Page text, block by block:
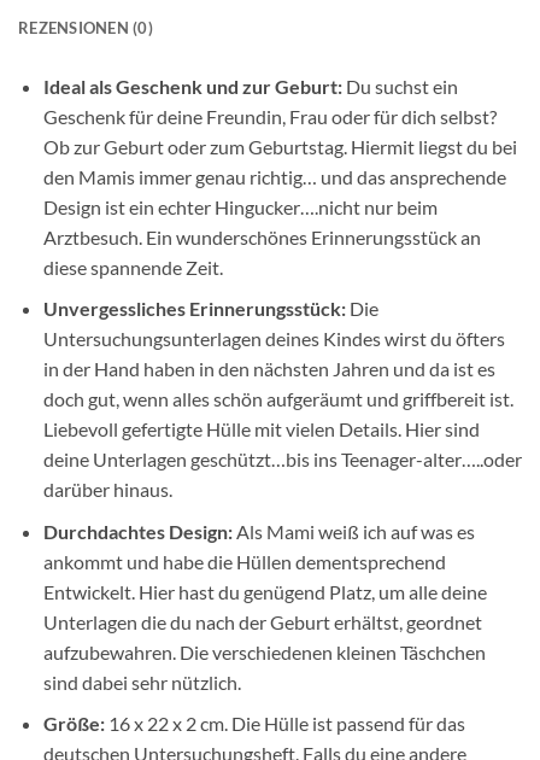
REZENSIONEN (0)
Ideal als Geschenk und zur Geburt:Du suchst ein
Geschenk für deine Freundin, Frau oder für dich selbst?
Ob zur Geburt oder zum Geburtstag. Hiermit liegst du bei
den Mamis immer genau richtig… und das ansprechende
Design ist ein echter Hingucker….nicht nur beim
Arztbesuch. Ein wunderschönes Erinnerungsstück an
diese spannende Zeit.
Unvergessliches Erinnerungsstück:Die
Untersuchungsunterlagen deines Kindes wirst du öfters
in der Hand haben in den nächsten Jahren und da ist es
doch gut, wenn alles schön aufgeräumt und griffbereit ist.
Liebevoll gefertigte Hülle mit vielen Details. Hier sind
deine Unterlagen geschützt…bis ins Teenager-alter…..oder
darüber hinaus.
Durchdachtes Design:Als Mami weiß ich auf was es
ankommt und habe die Hüllen dementsprechend
Entwickelt. Hier hast du genügend Platz, um alle deine
Unterlagen die du nach der Geburt erhältst, geordnet
aufzubewahren. Die verschiedenen kleinen Täschchen
sind dabei sehr nützlich.
Größe:16 x 22 x 2 cm. Die Hülle ist passend für das
deutschen Untersuchungsheft. Falls du eine andere